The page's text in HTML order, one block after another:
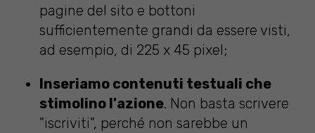
pagine del sito e bottoni
sufficientemente grandi da essere visti,
ad esempio, di 225 x 45 pixel;
Inseriamo contenuti testuali che
stimolino l'azione. Non basta scrivere
"iscriviti", perché non sarebbe un